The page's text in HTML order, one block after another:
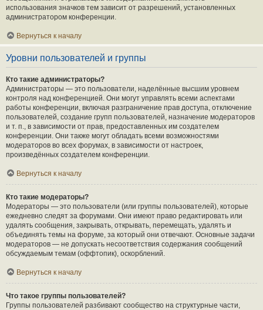
использования значков тем зависит от разрешений, установленных
администратором конференции.
Вернуться к началу
Уровни пользователей и группы
Кто такие администраторы?
Администраторы — это пользователи, наделённые высшим уровнем
контроля над конференцией. Они могут управлять всеми аспектами
работы конференции, включая разграничение прав доступа, отключение
пользователей, создание групп пользователей, назначение модераторов
и т. п., в зависимости от прав, предоставленных им создателем
конференции. Они также могут обладать всеми возможностями
модераторов во всех форумах, в зависимости от настроек,
произведённых создателем конференции.
Вернуться к началу
Кто такие модераторы?
Модераторы — это пользователи (или группы пользователей), которые
ежедневно следят за форумами. Они имеют право редактировать или
удалять сообщения, закрывать, открывать, перемещать, удалять и
объединять темы на форуме, за который они отвечают. Основные задачи
модераторов — не допускать несоответствия содержания сообщений
обсуждаемым темам (оффтопик), оскорблений.
Вернуться к началу
Что такое группы пользователей?
Группы пользователей разбивают сообщество на структурные части,